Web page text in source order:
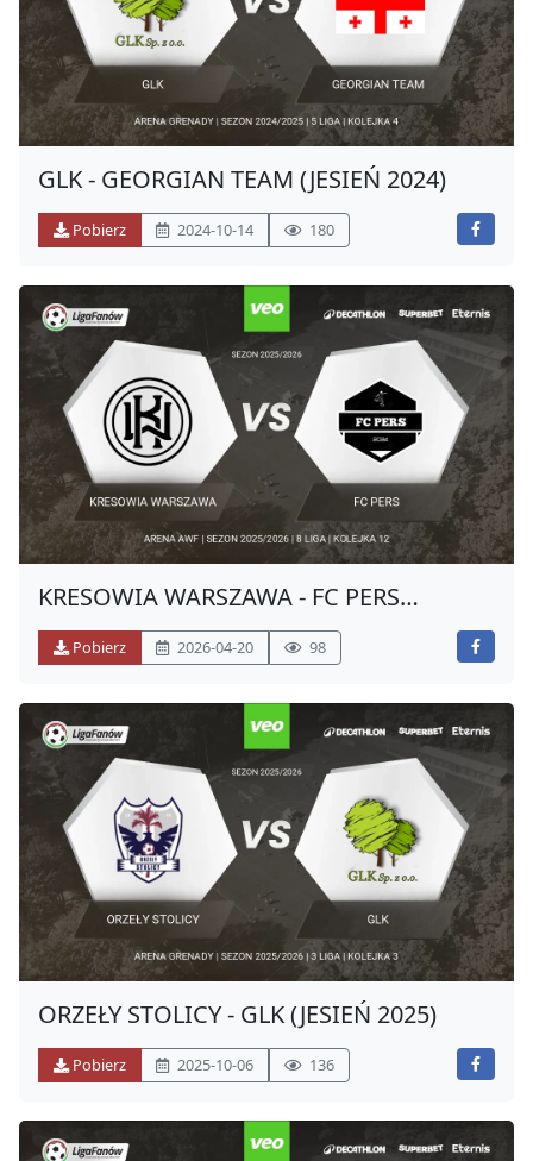
GLK - GEORGIAN TEAM (JESIEŃ 2024)
Pobierz 2024-10-14 180
KRESOWIA WARSZAWA - FC PERS
(WIOSNA 2026)
Pobierz 2026-04-20 98
ORZEŁY STOLICY - GLK (JESIEŃ 2025)
Pobierz 2025-10-06 136